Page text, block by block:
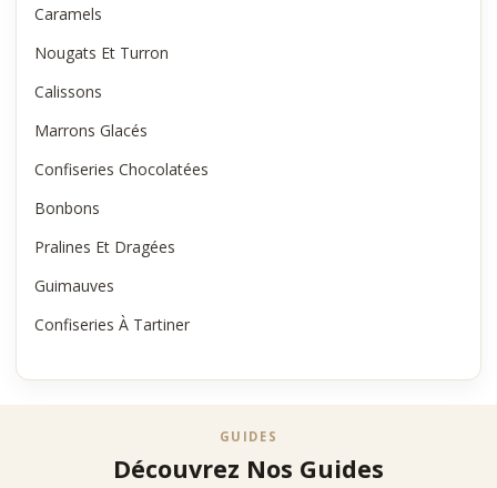
Caramels
Nougats Et Turron
Calissons
Marrons Glacés
Confiseries Chocolatées
Bonbons
Pralines Et Dragées
Guimauves
Confiseries À Tartiner
GUIDES
Découvrez Nos Guides